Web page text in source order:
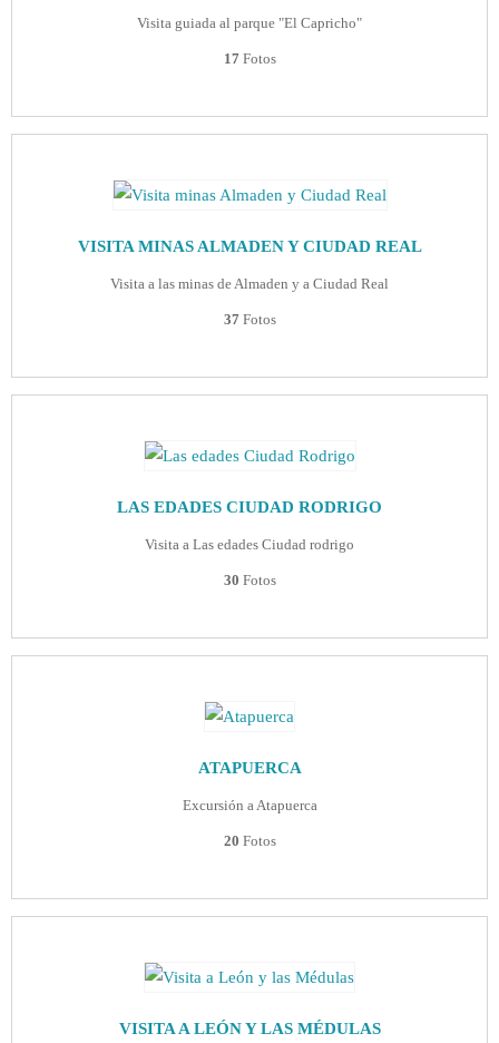
Visita guiada al parque "El Capricho"
17 Fotos
VISITA MINAS ALMADEN Y CIUDAD REAL
Visita a las minas de Almaden y a Ciudad Real
37 Fotos
LAS EDADES CIUDAD RODRIGO
Visita a Las edades Ciudad rodrigo
30 Fotos
ATAPUERCA
Excursión a Atapuerca
20 Fotos
VISITA A LEÓN Y LAS MÉDULAS